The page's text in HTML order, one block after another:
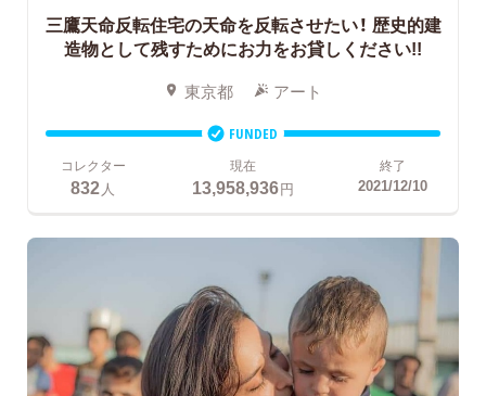
三鷹天命反転住宅の天命を反転させたい！ 歴史的建
造物として残すためにお力をお貸しください!!
東京都 アート
FUNDED
コレクター
832人
現在
13,958,936円
終了
2021/12/10